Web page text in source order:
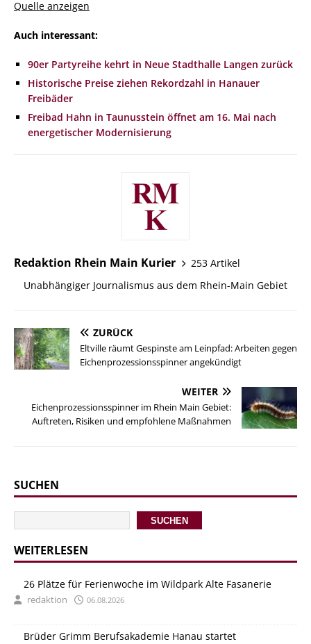
Quelle anzeigen
Auch interessant:
90er Partyreihe kehrt in Neue Stadthalle Langen zurück
Historische Preise ziehen Rekordzahl in Hanauer
Freibäder
Freibad Hahn in Taunusstein öffnet am 16. Mai nach
energetischer Modernisierung
Redaktion Rhein Main Kurier
253 Artikel
Unabhängiger Journalismus aus dem Rhein-Main Gebiet
ZURÜCK
Eltville räumt Gespinste am Leinpfad: Arbeiten gegen
Eichenprozessionsspinner angekündigt
WEITER
Eichenprozessionsspinner im Rhein Main Gebiet:
Auftreten, Risiken und empfohlene Maßnahmen
SUCHEN
SUCHEN
WEITERLESEN
26 Plätze für Ferienwoche im Wildpark Alte Fasanerie
redaktion 06.08.2026
Brüder Grimm Berufsakademie Hanau startet